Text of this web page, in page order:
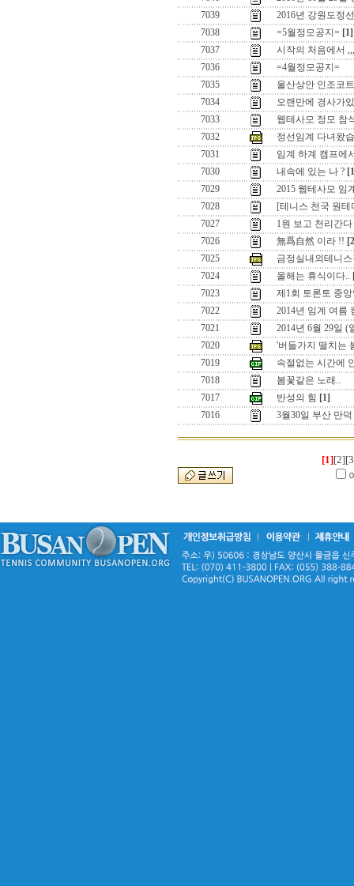
7039
2016년 강원도정
7038
=5월정모공지= [1]
7037
시작의 처음에서 ,,,
7036
=4월정모공지=
7035
울산상안 인조코
7034
오랜만에 경사가
7033
웹테사모 정모 참
7032
정선임계 다녀왔
7031
임계 하계 캠프에
7030
내속에 있는 나 ?
7029
2015 웹테사모 임
7028
[테니스 천국 원
7027
1원 보고 천리간
7026
無爲自然 이라 !!
7025
금정실내외테니
7024
올해는 휴식이다..
7023
제1회 토론토 중
7022
2014년 임계 여름
7021
2014년 6월 29일
7020
'버들가지 떨치는
7019
속절없는 시간에
7018
봄꽃같은 노래..
7017
반성의 힘 [1]
7016
3월30일 부산 만
[1][2]